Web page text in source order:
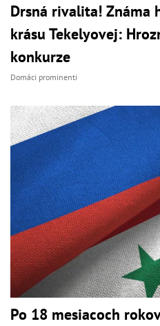
Drsná rivalita! Známa
krásu Tekelyovej:
konkurze
Domáci prominenti
Po 18 mesiacoch